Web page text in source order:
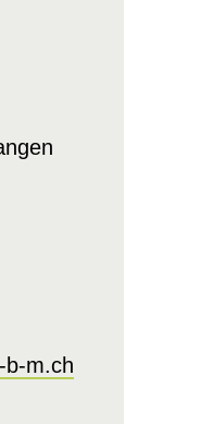
b-m.ch